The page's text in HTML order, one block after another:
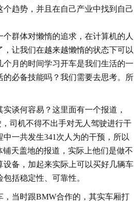
趋势，并且在自己产业中找到自己
群体对懒惰的追求，在计算机的人
让我们在越来越懒惰的状态下可以
月的时间学习开车是我们生活的一
必备技能吗？我们需要去思考。所
谈何容易？这里面有一个报道，
，司机不得不出手对无人驾驶进行干
一共发生341次人为的干预，所以
天盖地的报道，实际上他们是做不
备，加起来实际上可以买好几辆车
括稳定性、可靠性。
当时跟BMW合作的，其实车厢打